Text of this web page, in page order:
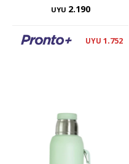
UYU 2.190
UYU 1.752